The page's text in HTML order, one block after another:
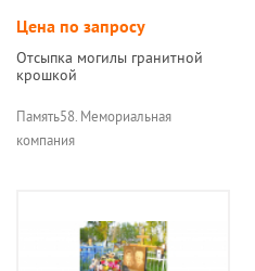
Цена по запросу
Отсыпка могилы гранитной
крошкой
Память58. Мемориальная
компания